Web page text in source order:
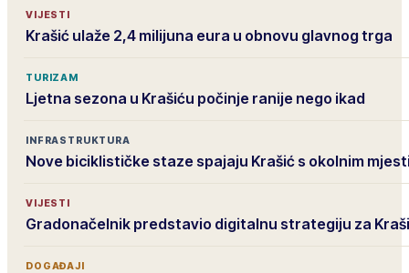
VIJESTI
Krašić ulaže 2,4 milijuna eura u obnovu glavnog trga
TURIZAM
Ljetna sezona u Krašiću počinje ranije nego ikad
INFRASTRUKTURA
Nove biciklističke staze spajaju Krašić s okolnim
VIJESTI
Gradonačelnik predstavio digitalnu strategiju za
DOGAĐAJI